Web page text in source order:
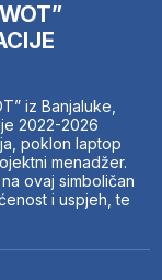
iz Banjaluke,
2022-2026
poklon laptop
menadžer.
ovaj simboličan
i uspjeh, te